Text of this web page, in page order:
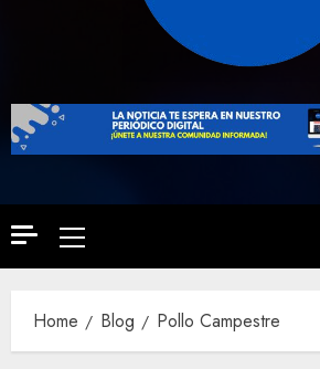
Primary
Menu
Home Blog Pollo Campestre